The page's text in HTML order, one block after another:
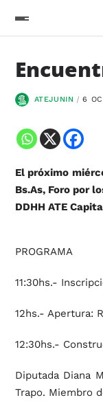
ATEJUNIN 6
El próximo
Bs.As, Foro por
DDHH ATE
PROGRAMA
11:30hs.-
12hs.- Apertura:
12:30hs.-
Diputada Diana
Trapo. Miembro